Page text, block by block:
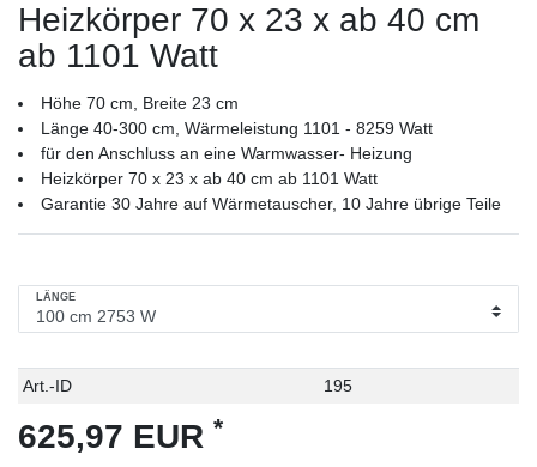
Heizkörper 70 x 23 x ab 40 cm
ab 1101 Watt
Höhe 70 cm, Breite 23 cm
Länge 40-300 cm, Wärmeleistung 1101 - 8259 Watt
für den Anschluss an eine Warmwasser- Heizung
Heizkörper 70 x 23 x ab 40 cm ab 1101 Watt
Garantie 30 Jahre auf Wärmetauscher, 10 Jahre übrige Teile
LÄNGE
Technisches
Wert
Art.-ID 195
625,97 EUR *